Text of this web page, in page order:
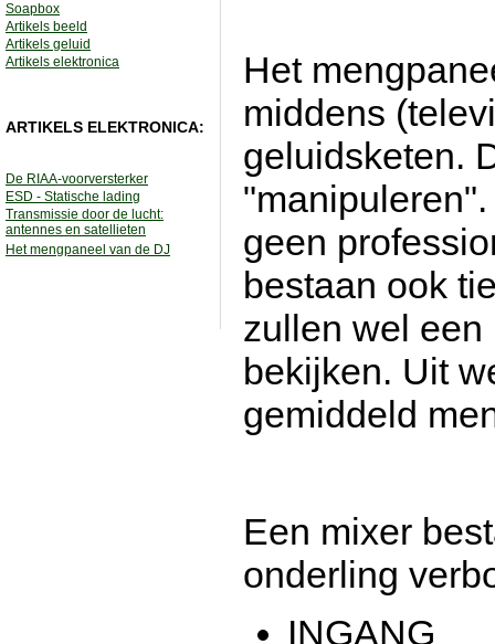
Soapbox
Artikels beeld
Artikels geluid
Artikels elektronica
ARTIKELS ELEKTRONICA:
De RIAA-voorversterker
ESD - Statische lading
Transmissie door de lucht:
antennes en satellieten
Het mengpaneel van de DJ
Het
middens
geluidsketen.
geen
bestaan ook
zullen wel
bekijken. Uit
gemiddeld
Een mixer
onderling
INGANG